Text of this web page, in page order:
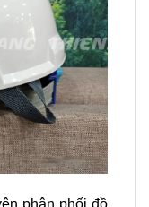
phân phối đồ